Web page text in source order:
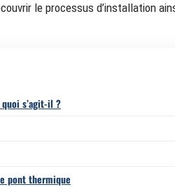
le processus d’installation
s’agit-il ?
pont thermique